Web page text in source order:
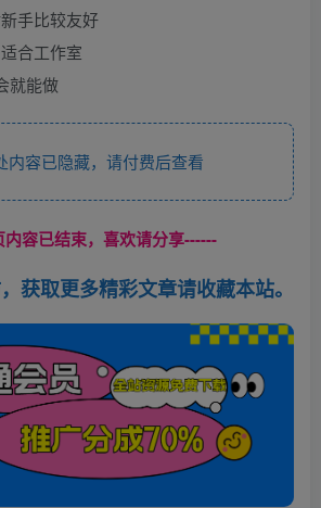
手比较友好
合工作室
就能做
容已隐藏，请付费后查看
容已结束，喜欢请分享------
获取更多精彩文章请收藏本站。